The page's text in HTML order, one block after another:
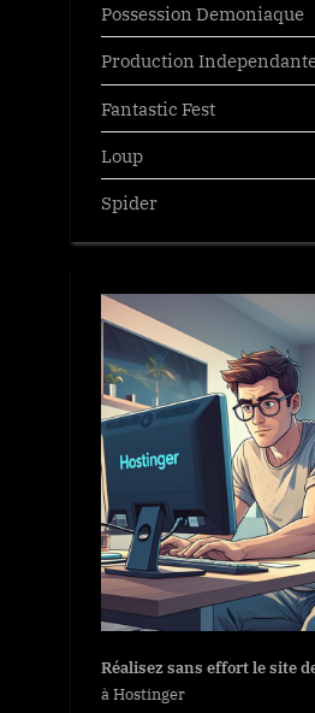
Possession Demoniaque
Production
Fantastic Fest
Loup
Spider
Réalisez sans effort le site
à Hostinger